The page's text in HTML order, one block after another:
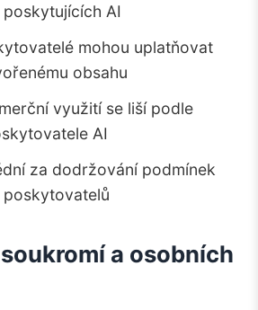
AI
mohou uplatňovat
obsahu
využití se liší podle
AI
za dodržování podmínek
a osobních